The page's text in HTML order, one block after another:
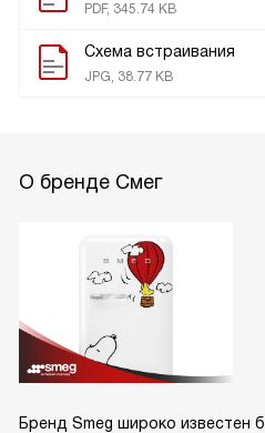
PDF, 345.74 KB
Схема встраивания
JPG, 38.77 KB
О бренде Смег
Бренд Smeg широко известен